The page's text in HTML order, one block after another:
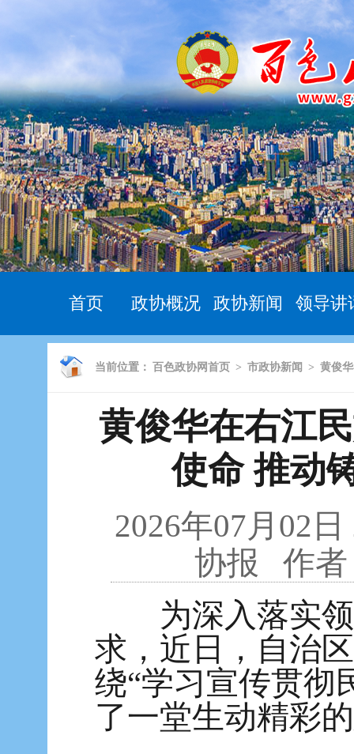
首页 政协概况 政协新闻 领导讲
当前位置： 百色政协网首页 > 市政协新闻 > 黄俊
黄俊华在右江
使命 推动
2026年07月02
协报 作者
为深入落实领
求，近日，自治
绕“学习宣传贯彻
了一堂生动精彩